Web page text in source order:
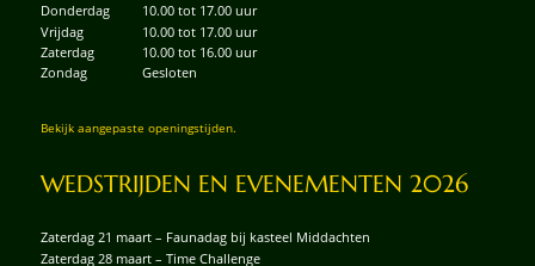
Donderdag
10.00 tot 17.00 uur
Vrijdag
10.00 tot 17.00 uur
Zaterdag
10.00 tot 16.00 uur
Zondag
Gesloten
Bekijk aangepaste openingstijden.
WEDSTRIJDEN EN EVENEMENTEN 2026
Zaterdag 21 maart – Faunadag bij kasteel Middachten
Zaterdag 28 maart – Time Challenge